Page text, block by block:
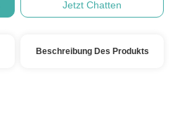
Jetzt Chatten
Beschreibung Des Produkts